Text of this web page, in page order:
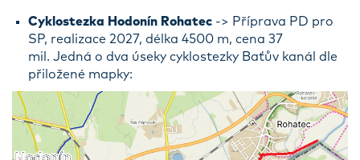
Cyklostezka Hodonín Rohatec -> Příprava PD pro
SP, realizace 2027, délka 4500 m, cena 37
mil. Jedná o dva úseky cyklostezky Baťův kanál dle
přiložené mapky: